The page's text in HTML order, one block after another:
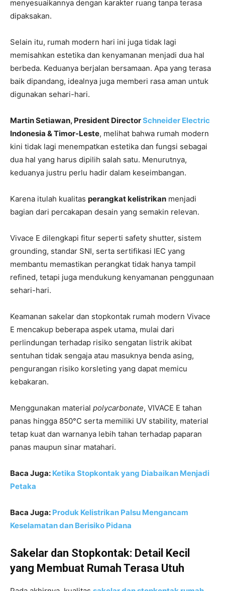
menyesuaikannya dengan karakter ruang tanpa terasa
dipaksakan.
Selain itu, rumah modern hari ini juga tidak lagi
memisahkan estetika dan kenyamanan menjadi dua hal
berbeda. Keduanya berjalan bersamaan. Apa yang terasa
baik dipandang, idealnya juga memberi rasa aman untuk
digunakan sehari-hari.
Martin Setiawan, President DirectorSchneider Electric
Indonesia & Timor-Leste, melihat bahwa rumah modern
kini tidak lagi menempatkan estetika dan fungsi sebagai
dua hal yang harus dipilih salah satu. Menurutnya,
keduanya justru perlu hadir dalam keseimbangan.
Karena itulah kualitas perangkat kelistrikan menjadi
bagian dari percakapan desain yang semakin relevan.
Vivace E dilengkapi fitur seperti safety shutter, sistem
grounding, standar SNI, serta sertifikasi IEC yang
membantu memastikan perangkat tidak hanya tampil
refined, tetapi juga mendukung kenyamanan penggunaan
sehari-hari.
Keamanan sakelar dan stopkontak rumah modern Vivace
E mencakup beberapa aspek utama, mulai dari
perlindungan terhadap risiko sengatan listrik akibat
sentuhan tidak sengaja atau masuknya benda asing,
pengurangan risiko korsleting yang dapat memicu
kebakaran.
Menggunakan material polycarbonate, VIVACE E tahan
panas hingga 850°C serta memiliki UV stability, material
tetap kuat dan warnanya lebih tahan terhadap paparan
panas maupun sinar matahari.
Baca Juga: Ketika Stopkontak yang Diabaikan Menjadi
Petaka
Baca Juga: Produk Kelistrikan Palsu Mengancam
Keselamatan dan Berisiko Pidana
Sakelar dan Stopkontak: Detail Kecil
yang Membuat Rumah Terasa Utuh